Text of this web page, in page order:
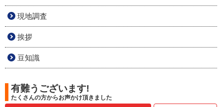
現地調査
挨拶
豆知識
有難うございます!
たくさんの方からお声かけ頂きました